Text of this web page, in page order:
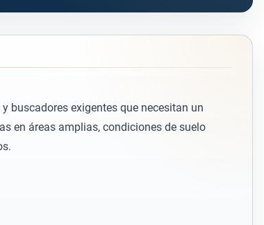
buscadores exigentes que necesitan un
en áreas amplias, condiciones de suelo